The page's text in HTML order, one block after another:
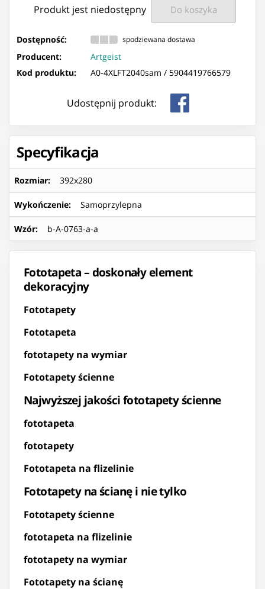
Produkt jest niedostępny Do koszyka
Dostępność: spodziewana dostawa
Producent:
Artgeist
Kod produktu:
A0-4XLFT2040sam / 5904419766579
Udostępnij produkt:
Specyfikacja
Rozmiar: 392x280
Wykończenie: Samoprzylepna
Wzór: b-A-0763-a-a
Fototapeta – doskonały element
dekoracyjny
Fototapety
Fototapeta
fototapety na wymiar
Fototapety ścienne
Najwyższej jakości fototapety ścienne
fototapeta
fototapety
Fototapeta na flizelinie
Fototapety na ścianę i nie tylko
Fototapety ścienne
fototapeta na flizelinie
fototapety na wymiar
Fototapety na ścianę